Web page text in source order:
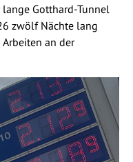
Gotthard-Tunnel
zwölf Nächte lang
an der